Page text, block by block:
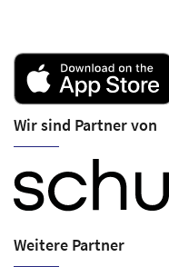
Wir sind Partner von
Weitere Partner